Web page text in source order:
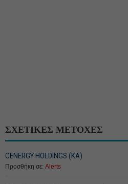
ΣΧΕΤΙΚΕΣ ΜΕΤΟΧΕΣ
CENERGY HOLDINGS (ΚΑ)
Προσθήκη σε: Alerts